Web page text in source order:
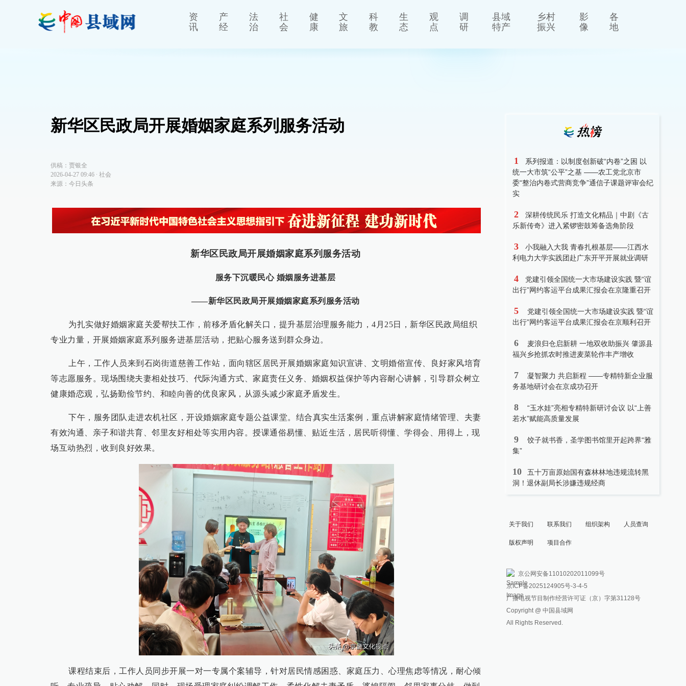
资
讯
产
经
法
治
社
会
健
康
文
旅
科
教
生
态
观
点
调
研
县域
特产
乡村
振兴
影
像
各
地
新华区民政局开展婚姻家庭系列服务活动
供稿：贾银全
2026-04-27 09:46 ∙ 社会
来源：今日头条
新华区民政局开展婚姻家庭系列服务活动
服务下沉暖民心 婚姻服务进基层
——新华区民政局开展婚姻家庭系列服务活动
为扎实做好婚姻家庭关爱帮扶工作，前移矛盾化解关口，提升基层治理服务能力，4月25日，新华区民政局组织
专业力量，开展婚姻家庭系列服务进基层活动，把贴心服务送到群众身边。
上午，工作人员来到石岗街道慈善工作站，面向辖区居民开展婚姻家庭知识宣讲、文明婚俗宣传、良好家风培育
等志愿服务。现场围绕夫妻相处技巧、代际沟通方式、家庭责任义务、婚姻权益保护等内容耐心讲解，引导群众树立
健康婚恋观，弘扬勤俭节约、和睦向善的优良家风，从源头减少家庭矛盾发生。
下午，服务团队走进农机社区，开设婚姻家庭专题公益课堂。结合真实生活案例，重点讲解家庭情绪管理、夫妻
有效沟通、亲子和谐共育、邻里友好相处等实用内容。授课通俗易懂、贴近生活，居民听得懂、学得会、用得上，现
场互动热烈，收到良好效果。
课程结束后，工作人员同步开展一对一专属个案辅导，针对居民情感困惑、家庭压力、心理焦虑等情况，耐心倾
1
系列报道：以制度创新破“内卷”之困 以
统一大市筑“公平”之基 ——农工党北京市
委“整治内卷式营商竞争”通信子课题评审会纪
实
2
深耕传统民乐 打造文化精品｜中剧《古
乐新传奇》进入紧锣密鼓筹备选角阶段
3
小我融入大我 青春扎根基层——江西水
利电力大学实践团赴广东开平开展就业调研
4
党建引领全国统一大市场建设实践 暨“谊
出行”网约客运平台成果汇报会在京隆重召开
5
党建引领全国统一大市场建设实践 暨“谊
出行”网约客运平台成果汇报会在京顺利召开
6
麦浪归仓启新耕 一地双收助振兴 肇源县
福兴乡抢抓农时推进麦菜轮作丰产增收
7
凝智聚力 共启新程 ——专精特新企业服
务基地研讨会在京成功召开
8
“玉水娃”亮相专精特新研讨会议 以“上善
若水”赋能高质量发展
9
饺子就书香，圣学图书馆里开起跨界“雅
集”
10
五十万亩原始国有森林林地违规流转黑
洞！退休副局长涉嫌违规经商
关于我们 联系我们 组织架构 人员查询
版权声明 项目合作
京公网安备11010202011099号
京ICP备2025124905号-3-4-5
广播电视节目制作经营许可证（京）字第31128号
Copyright @ 中国县域网
All Rights Reserved.